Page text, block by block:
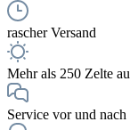
rascher Versand
Mehr als 250 Zelte
Service vor und